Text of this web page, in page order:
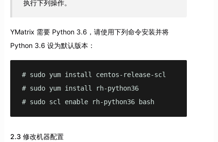
执行下列操作。
YMatrix 需要 Python 3.6，请使用下列命令安装并将
Python 3.6 设为默认版本：
# sudo yum install centos-release-scl
# sudo yum install rh-python36
# sudo scl enable rh-python36 bash
2.3 修改机器配置